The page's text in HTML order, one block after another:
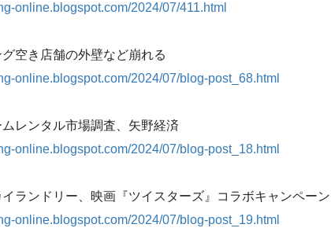
online.blogspot.com/2024/07/411.html
空き店舗の外壁など崩れる
online.blogspot.com/2024/07/blog-post_68.html
レンタル市場調査、矢野経済
online.blogspot.com/2024/07/blog-post_18.html
ランドリー、映画『ツイスターズ』コラボキャンペーン
online.blogspot.com/2024/07/blog-post_19.html